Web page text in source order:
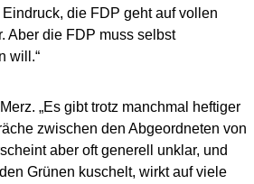
die FDP geht auf vollen
Aber die FDP muss selbst
will.“
„Es gibt trotz manchmal heftiger
zwischen den Abgeordneten von
aber oft generell unklar, und
Grünen kuschelt, wirkt auf viele